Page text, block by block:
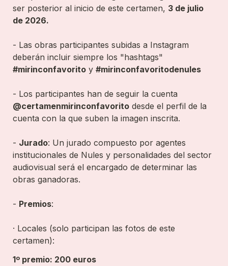
ser posterior al inicio de este certamen, 3 de julio
de 2026.
- Las obras participantes subidas a Instagram
#mirinconfavorito y #mirinconfavoritodenules
@certamenmirinconfavorito desde el perfil de la
cuenta con la que suben la imagen inscrita.
- Jurado: Un jurado compuesto por agentes
institucionales de Nules y personalidades del sector
audiovisual será el encargado de determinar las
obras ganadoras.
- Premios:
· Locales (solo participan las fotos de este
certamen):
1º premio: 200 euros